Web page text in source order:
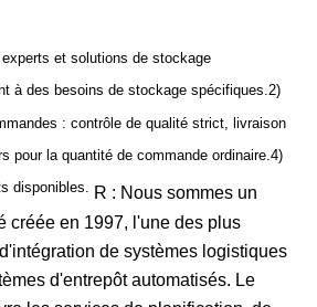
et solutions de stockage
à des besoins de stockage spécifiques.2)
: contrôle de qualité strict, livraison
pour la quantité de commande ordinaire.4)
disponibles. R : Nous sommes un
créée en 1997, l'une des plus
de systèmes logistiques
d'entrepôt automatisés. Le